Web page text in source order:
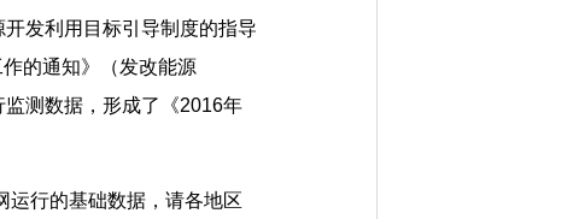
发利用目标引导制度的指导
的通知》（发改能源
测数据，形成了《2016年
行的基础数据，请各地区